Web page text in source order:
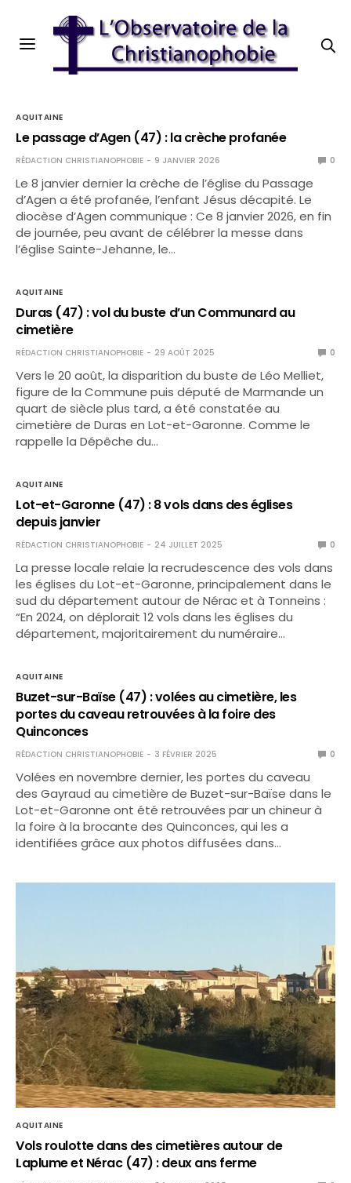
AQUITAINE
Le passage d’Agen (47) : la crèche profanée
RÉDACTION CHRISTIANOPHOBIE 9 JANVIER 2026 0
Le 8 janvier dernier la crèche de l’église du Passage
d’Agen a été profanée, l’enfant Jésus décapité. Le
diocèse d’Agen communique : Ce 8 janvier 2026, en fin
de journée, peu avant de célébrer la messe dans
l’église Sainte-Jehanne, le…
AQUITAINE
Duras (47) : vol du buste d’un Communard au
cimetière
RÉDACTION CHRISTIANOPHOBIE 29 AOÛT 2025 0
Vers le 20 août, la disparition du buste de Léo Melliet,
figure de la Commune puis député de Marmande un
quart de siècle plus tard, a été constatée au
cimetière de Duras en Lot-et-Garonne. Comme le
rappelle la Dépêche du…
AQUITAINE
Lot-et-Garonne (47) : 8 vols dans des églises
depuis janvier
RÉDACTION CHRISTIANOPHOBIE 24 JUILLET 2025 0
La presse locale relaie la recrudescence des vols dans
les églises du Lot-et-Garonne, principalement dans le
sud du département autour de Nérac et à Tonneins :
“En 2024, on déplorait 12 vols dans les églises du
département, majoritairement du numéraire…
AQUITAINE
Buzet-sur-Baïse (47) : volées au cimetière, les
portes du caveau retrouvées à la foire des
Quinconces
RÉDACTION CHRISTIANOPHOBIE 3 FÉVRIER 2025 0
Volées en novembre dernier, les portes du caveau
des Gayraud au cimetière de Buzet-sur-Baïse dans le
Lot-et-Garonne ont été retrouvées par un chineur à
la foire à la brocante des Quinconces, qui les a
identifiées grâce aux photos diffusées dans…
AQUITAINE
Vols roulotte dans des cimetières autour de
Laplume et Nérac (47) : deux ans ferme